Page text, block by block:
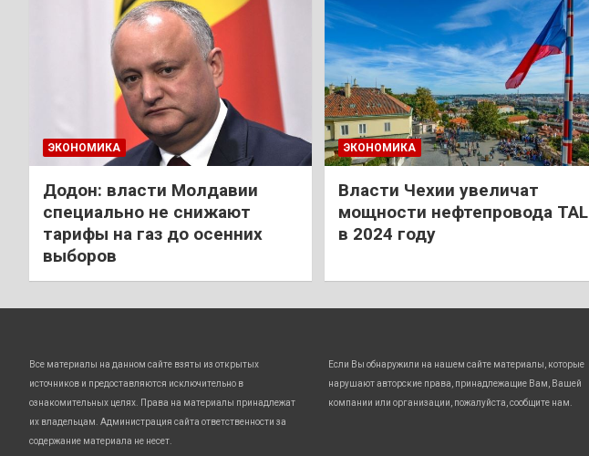
ЭКОНОМИКА
Додон: власти Молдавии
специально не снижают
тарифы на газ до осенних
выборов
ЭКОНОМИКА
Власти Чехии увеличат
мощности нефтепровода TAL
в 2024 году
Все материалы на данном сайте взяты из открытых
источников и предоставляются исключительно в
ознакомительных целях. Права на материалы принадлежат
их владельцам. Администрация сайта ответственности за
содержание материала не несет.
Если Вы обнаружили на нашем сайте материалы, которые
нарушают авторские права, принадлежащие Вам, Вашей
компании или организации, пожалуйста, сообщите нам.